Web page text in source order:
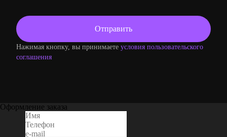
Нажимая кнопку, вы принимаете условия пользовательского
соглашения
Оформление заказа